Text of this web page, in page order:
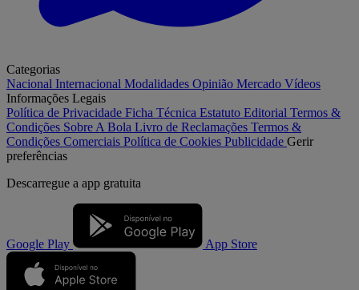
Categorias
Nacional Internacional Modalidades Opinião Mercado Vídeos
Informações Legais
Política de Privacidade Ficha Técnica Estatuto Editorial Termos &
Condições Sobre A Bola Livro de Reclamações Termos &
Condições Comerciais Política de Cookies Publicidade Gerir
preferências
Descarregue a app gratuita
Google Play App Store